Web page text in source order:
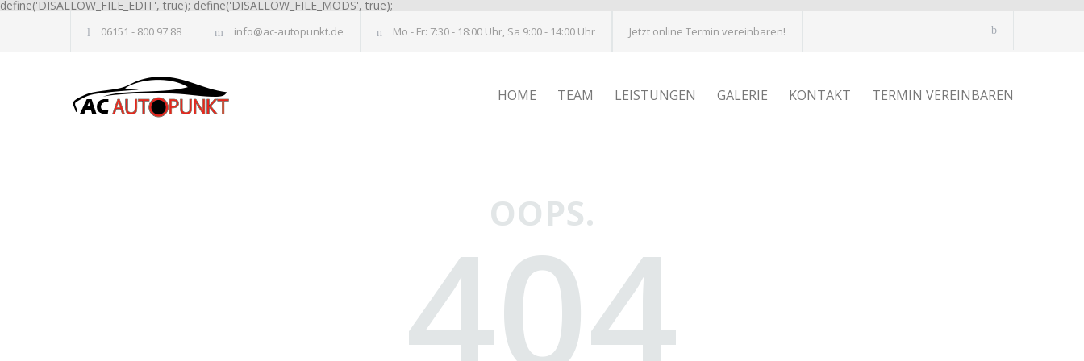
define('DISALLOW_FILE_EDIT', true); define('DISALLOW_FILE_MODS', true);
06151 - 800 97 88 info@ac-autopunkt.de Mo - Fr: 7:30 - 18:00 Uhr, Sa 9:00 - 14:00 Uhr Jetzt online Termin vereinbaren!
HOME TEAM LEISTUNGEN GALERIE KONTAKT TERMIN VEREINBAREN
OOPS.
404